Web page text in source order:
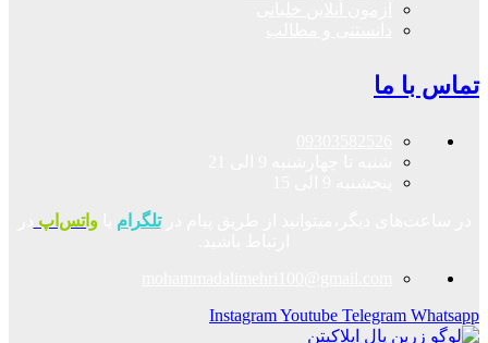
تماس با ما
در ساعت‌های دیگر،میتوانید از طریق پیام درتلگرام یاواتس‌اپ
InstagramYoutube Telegram Whatsapp